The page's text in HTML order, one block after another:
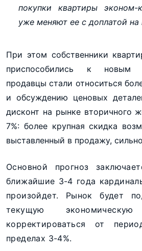
покупки квартиры эконом-
уже меняют ее с доплатой на
При этом собственники
приспособились к новым
продавцы стали относиться
и обсуждению ценовых
дисконт на рынке вторичного
7%: более крупная скидка
выставленный в продажу,
Основной прогноз
ближайшие 3-4 года
произойдет. Рынок будет
текущую
корректироваться от
пределах 3-4%.